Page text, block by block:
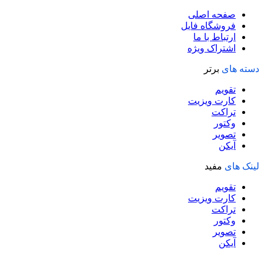
صفحه اصلی
فروشگاه فایل
ارتباط با ما
اشتراک ویژه
دسته های برتر
تقویم
کارت ویزیت
تراکت
وکتور
تصویر
آیکن
لینک های مفید
تقویم
کارت ویزیت
تراکت
وکتور
تصویر
آیکن